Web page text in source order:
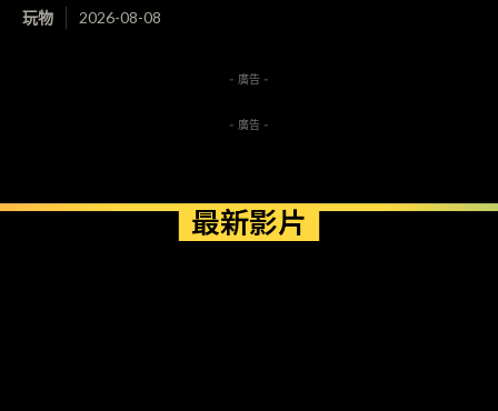
玩物 2026-08-08
- 廣告 -
- 廣告 -
最新影片